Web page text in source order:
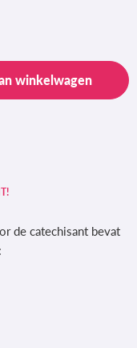
winkelwagen
de catechisant bevat